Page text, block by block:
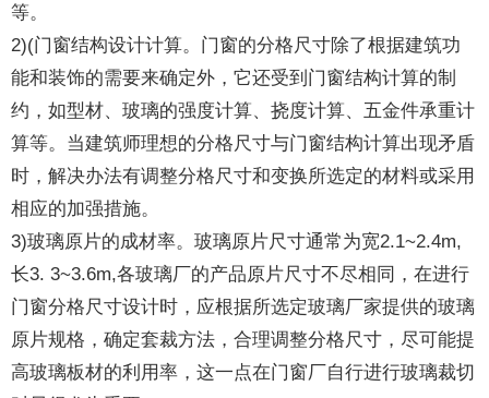
等。
2)(门窗结构设计计算。门窗的分格尺寸除了根据建筑功
能和装饰的需要来确定外，它还受到门窗结构计算的制
约，如型材、玻璃的强度计算、挠度计算、五金件承重计
算等。当建筑师理想的分格尺寸与门窗结构计算出现矛盾
时，解决办法有调整分格尺寸和变换所选定的材料或采用
相应的加强措施。
3)玻璃原片的成材率。玻璃原片尺寸通常为宽2.1~2.4m,
长3. 3~3.6m,各玻璃厂的产品原片尺寸不尽相同，在进行
门窗分格尺寸设计时，应根据所选定玻璃厂家提供的玻璃
原片规格，确定套裁方法，合理调整分格尺寸，尽可能提
高玻璃板材的利用率，这一点在门窗厂自行进行玻璃裁切